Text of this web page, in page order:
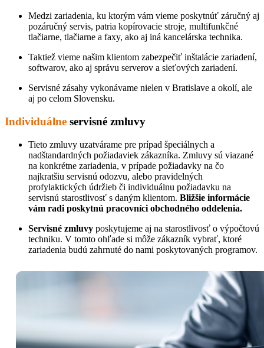
Medzi zariadenia, ku ktorým vám vieme poskytnúť záručný aj
pozáručný servis, patria kopírovacie stroje, multifunkčné
tlačiarne, tlačiarne a faxy, ako aj iná kancelárska technika.
Taktiež vieme našim klientom zabezpečiť inštalácie zariadení,
softwarov, ako aj správu serverov a sieťových zariadení.
Servisné zásahy vykonávame nielen v Bratislave a okolí, ale
aj po celom Slovensku.
Individuálne servisné zmluvy
Tieto zmluvy uzatvárame pre prípad špeciálnych a
nadštandardných požiadaviek zákazníka. Zmluvy sú viazané
na konkrétne zariadenia, v prípade požiadavky na čo
najkratšiu servisnú odozvu, alebo pravidelných
profylaktických údržieb či individuálnu požiadavku na
servisnú starostlivosť s daným klientom. Bližšie informácie
vám radi poskytnú pracovníci obchodného oddelenia.
Servisné zmluvy poskytujeme aj na starostlivosť o výpočtovú
techniku. V tomto ohľade si môže zákazník vybrať, ktoré
zariadenia budú zahrnuté do nami poskytovaných programov.